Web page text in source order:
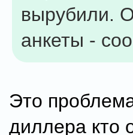
вырубили.
анкеты -
Это
диллера кто